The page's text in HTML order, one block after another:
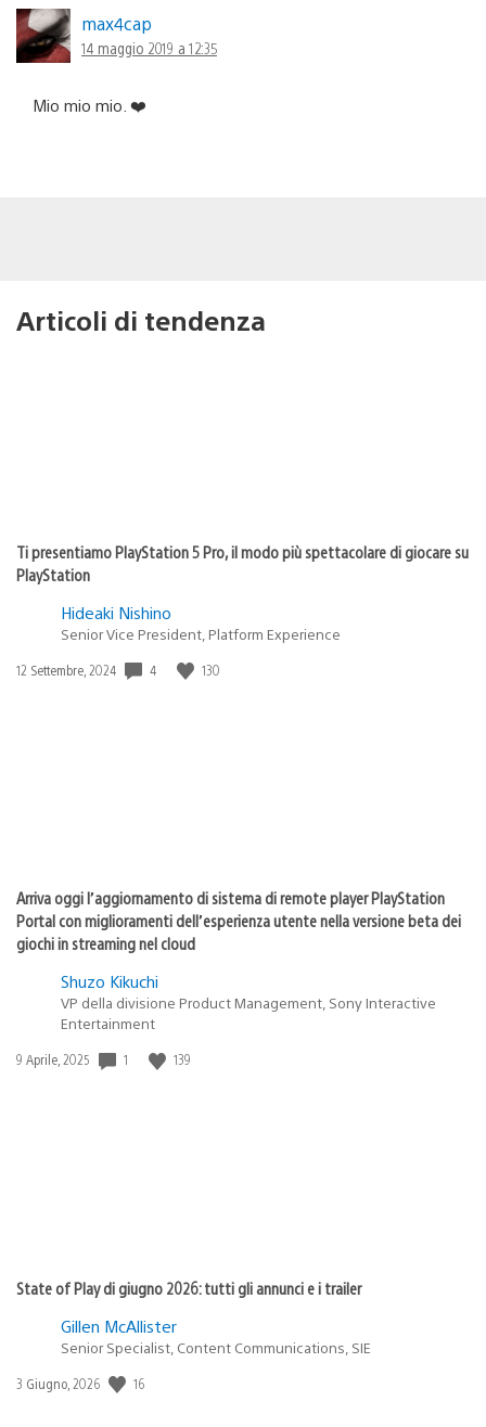
max4cap
14 maggio 2019 a 12:35
Mio mio mio. ❤️
Articoli di tendenza
Ti presentiamo PlayStation 5 Pro, il modo più spettacolare di giocare su
PlayStation
Hideaki Nishino
Senior Vice President, Platform Experience
Data
12 Settembre, 2024 4 130
Arriva oggi l’aggiornamento di sistema di remote player PlayStation
Portal con miglioramenti dell’esperienza utente nella versione beta dei
giochi in streaming nel cloud
Shuzo Kikuchi
VP della divisione Product Management, Sony Interactive
Entertainment
Data
9 Aprile, 2025 1 139
State of Play di giugno 2026: tutti gli annunci e i trailer
Gillen McAllister
Senior Specialist, Content Communications, SIE
Data
3 Giugno, 2026 16